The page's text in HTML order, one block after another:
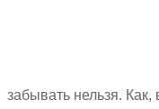
забывать нельзя. Как,